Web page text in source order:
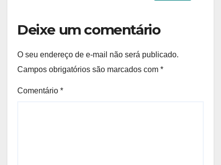
Deixe um comentário
O seu endereço de e-mail não será publicado.
Campos obrigatórios são marcados com *
Comentário *